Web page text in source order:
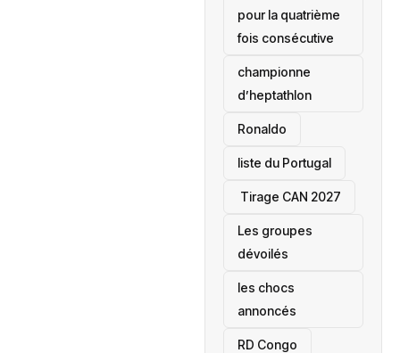
pour la quatrième
fois consécutive
championne
d’heptathlon
Ronaldo
liste du Portugal
‎ Tirage CAN 2027
Les groupes
dévoilés
les chocs
annoncés
‎RD Congo